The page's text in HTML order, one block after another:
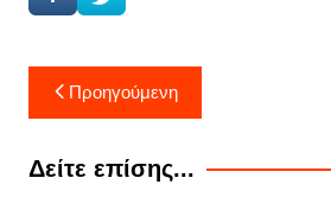
Πλοήγηση
άρθρων
Προηγούμενη
Δείτε επίσης...